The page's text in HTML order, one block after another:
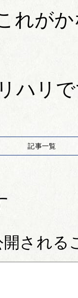
れが
ハリ
記事一覧
される